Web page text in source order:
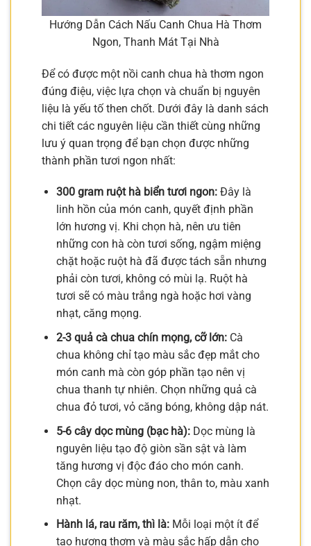
Hướng Dẫn Cách Nấu Canh Chua Hà Thơm
Ngon, Thanh Mát Tại Nhà
Để có được một nồi canh chua hà thơm ngon
đúng điệu, việc lựa chọn và chuẩn bị nguyên
liệu là yếu tố then chốt. Dưới đây là danh sách
chi tiết các nguyên liệu cần thiết cùng những
lưu ý quan trọng để bạn chọn được những
thành phần tươi ngon nhất:
300 gram ruột hà biển tươi ngon:Đây là
linh hồn của món canh, quyết định phần
lớn hương vị. Khi chọn hà, nên ưu tiên
những con hà còn tươi sống, ngậm miệng
chặt hoặc ruột hà đã được tách sẵn nhưng
phải còn tươi, không có mùi lạ. Ruột hà
tươi sẽ có màu trắng ngà hoặc hơi vàng
nhạt, căng mọng.
2-3 quả cà chua chín mọng, cỡ lớn:Cà
chua không chỉ tạo màu sắc đẹp mắt cho
món canh mà còn góp phần tạo nên vị
chua thanh tự nhiên. Chọn những quả cà
chua đỏ tươi, vỏ căng bóng, không dập nát.
5-6 cây dọc mùng (bạc hà):Dọc mùng là
nguyên liệu tạo độ giòn sần sật và làm
tăng hương vị độc đáo cho món canh.
Chọn cây dọc mùng non, thân to, màu xanh
nhạt.
Hành lá, rau răm, thì là:Mỗi loại một ít để
tạo hương thơm và màu sắc hấp dẫn cho